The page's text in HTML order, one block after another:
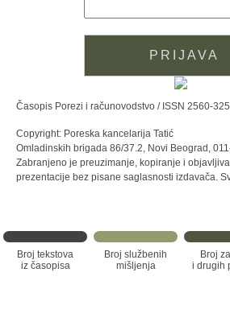
Časopis Porezi i računovodstvo / ISSN 2560-
Copyright: Poreska kancelarija Tatić
Omladinskih brigada 86/37.2, Novi Beograd,
Zabranjeno je preuzimanje, kopiranje i
prezentacije bez pisane saglasnosti izdavača.
Broj tekstova
iz časopisa
Broj službenih
mišljenja
Broj
i drugih